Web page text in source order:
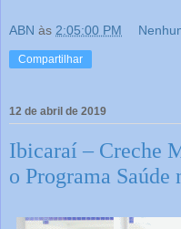
ABN às 2:05:00 PM
Compartilhar
12 de abril de 2019
Ibicaraí – Creche
o Programa Saúde